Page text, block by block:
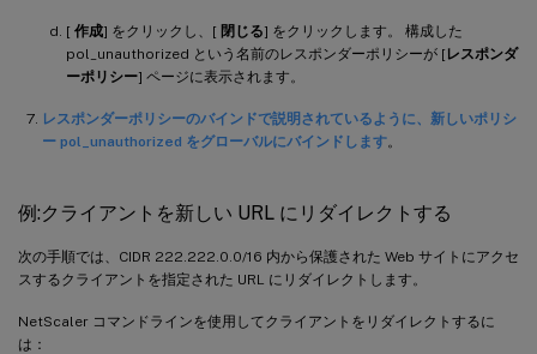
[ 作成] をクリックし、[ 閉じる] をクリックします。 構成した
pol_unauthorized という名前のレスポンダーポリシーが [ レスポンダ
ーポリシー] ページに表示されます。
レスポンダーポリシーのバインドで説明されているように、新しいポリシ
ー pol_unauthorized をグローバルにバインドします。
例:クライアントを新しい URL にリダイレクトする
次の手順では、CIDR 222.222.0.0/16 内から保護された Web サイトにアクセ
スするクライアントを指定された URL にリダイレクトします。
NetScaler コマンドラインを使用してクライアントをリダイレクトするに
は：